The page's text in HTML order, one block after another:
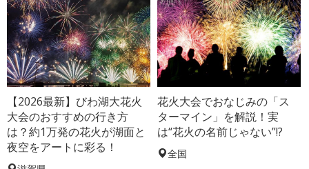
【2026最新】びわ湖大花火
大会のおすすめの行き方
は？約1万発の花火が湖面と
夜空をアートに彩る！
花火大会でおなじみの「ス
ターマイン」を解説！実
は“花火の名前じゃない”!?
全国